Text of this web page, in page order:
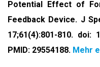
Potential Effect of
Feedback Device. J
17;61(4):801-810. doi:
PMID: 29554188. Mehr